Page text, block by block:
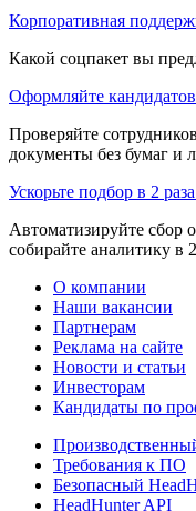
Корпоративная
Какой соцпакет вы
Оформляйте
Проверяйте
документы без бумаг и
Ускорьте подбор в 2
Автоматизируйте сбор
собирайте аналитику в
О компании
Наши вакансии
Партнерам
Реклама на сайте
Новости и статьи
Инвесторам
Кандидаты по
Требования к ПО
Безопасный
HeadHunter API